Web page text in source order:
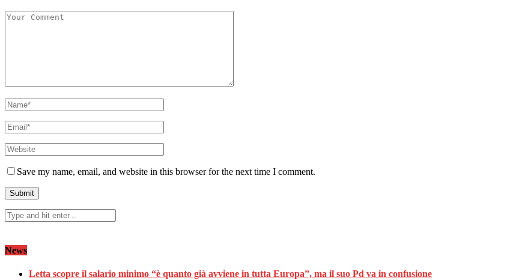
Save my name, email, and website in this browser for the next time I comment.
News
Letta scopre il salario minimo “è quanto già avviene in tutta Europa”, ma il suo Pd va in confusione